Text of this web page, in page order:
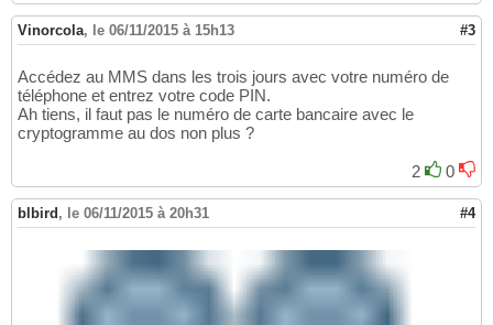
Vinorcola, le 06/11/2015 à 15h13 #3
Accédez au MMS dans les trois jours avec votre numéro de
téléphone et entrez votre code PIN.
Ah tiens, il faut pas le numéro de carte bancaire avec le
cryptogramme au dos non plus ?
2 0
blbird , le 06/11/2015 à 20h31 #4